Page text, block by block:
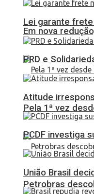
Em nova
Pela 1ª vez
Petrobras
Lei garante
PRD e
Atitude
PCDF investiga
União Brasil